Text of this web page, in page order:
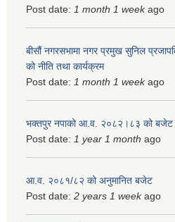
Post date: 1 month 1 weekago
बीसौं नगरसभामा नगर प्रमुख सुनिल
को नीति तथा कार्यक्रम
Post date: 1 month 1 weekago
भक्तपुर नपाको आ.व. २०८२।८३ को बजेट
Post date: 1 year 1 month ago
आ.व. २०८१/८२ को अनुमानित बजेट
Post date: 2 years 1 weekago